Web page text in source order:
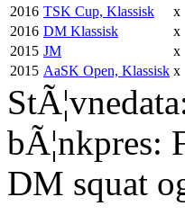
2016 TSK Cup, Klassisk x
2016 DM Klassisk x
2015 JM x
2015 AaSK Open, Klassisk x
bÃ¦nkpres:
DM squat